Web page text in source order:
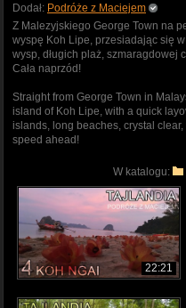
Dodał: Podróże z Maciejem
Z Malezyjskiego George Town na
wyspę Koh Lipe, przesiadając się
wysp, długich plaż, szmaragdowej
Cała naprzód!
Straight from George Town in
island of Koh Lipe, with a quick
islands, long beaches, crystal
speed ahead!
W katalogu:
22:21